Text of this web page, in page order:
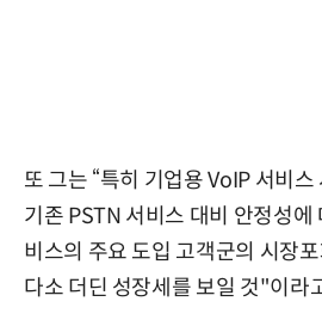
또 그는 “특히 기업용 VoIP 서비스
기존 PSTN 서비스 대비 안정성에
비스의 주요 도입 고객군의 시장
다소 더딘 성장세를 보일 것"이라